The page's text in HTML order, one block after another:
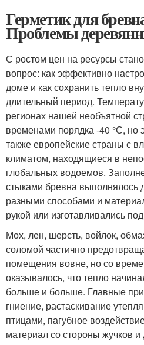
Герметик для
Проблемы
С ростом цен на ресурсы
вопрос: как эффективно
доме и как сохранить тепло
длительный период.
регионах нашей необъятной
временами порядка -40 °С, но
также европейские страны с
климатом, находящиеся в
глобальных водоемов.
стыками бревна выполнялось
разными способами и
рукой или изготавливались
Мох, лен, шерсть, войлок,
соломой частично
помещения вовне, но со
оказывалось, что тепло
больше и больше. Главные
гниение, растаскивание
птицами, пагубное
материал со стороны жучков